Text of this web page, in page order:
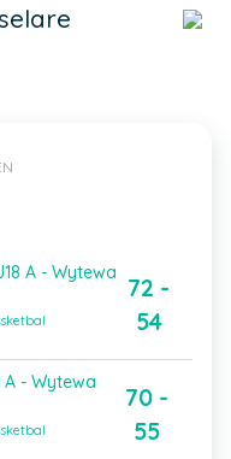
A - Wytewa
72 -
54
- Wytewa
70 -
55